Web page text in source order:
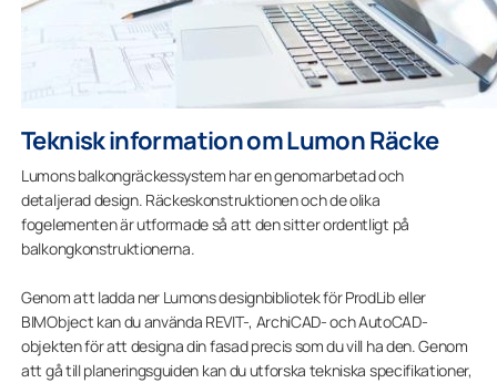
Teknisk information om Lumon Räcke
Lumons balkongräckessystem har en genomarbetad och
detaljerad design. Räckeskonstruktionen och de olika
fogelementen är utformade så att den sitter ordentligt på
balkongkonstruktionerna.
Genom att ladda ner Lumons designbibliotek för ProdLib eller
BIMObject kan du använda REVIT-, ArchiCAD- och AutoCAD-
objekten för att designa din fasad precis som du vill ha den. Genom
att gå till planeringsguiden kan du utforska tekniska specifikationer,